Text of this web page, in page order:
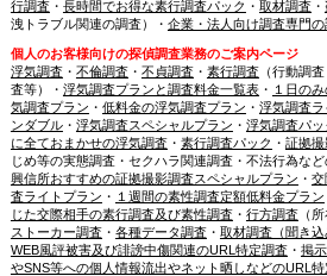
行調査・ 長時間でお得な素行調査パック ・ 取材調査・
洩トラブル関連の調査）
・ 企業・法人向け調査専門
個人のお客様向けの探偵調査業務のご案内ページ
浮気調査・ 不倫調査・ 不貞調査・ 素行調査（行動調
査等）・ 浮気調査プランと調査料金一覧表・ １日の
気調査プラン ・ 低料金の浮気調査プラン ・ 浮気調査
ンダブル・ 浮気調査スペシャルプラン ・ 浮気調査パッ
に全ておまかせの浮気調査・ 素行調査パック ・ 証拠撮
じめ等の実態調査・セクハラ関連調査・不法行為な
興信所おすすめの証拠撮影調査スペシャルプラン ・ 交
査ライトプラン ・ １週間の素性調査定額低料金プラン
じた交際相手の素行調査及び素性調査・ 行方調査（所
ストーカー調査・ 各種データ調査・ 取材調査（聞き込
WEB風評被害及び誹謗中傷関連のURL特定調査・ 掲
やSNS等への個人情報流出やネット晒しなどのURL